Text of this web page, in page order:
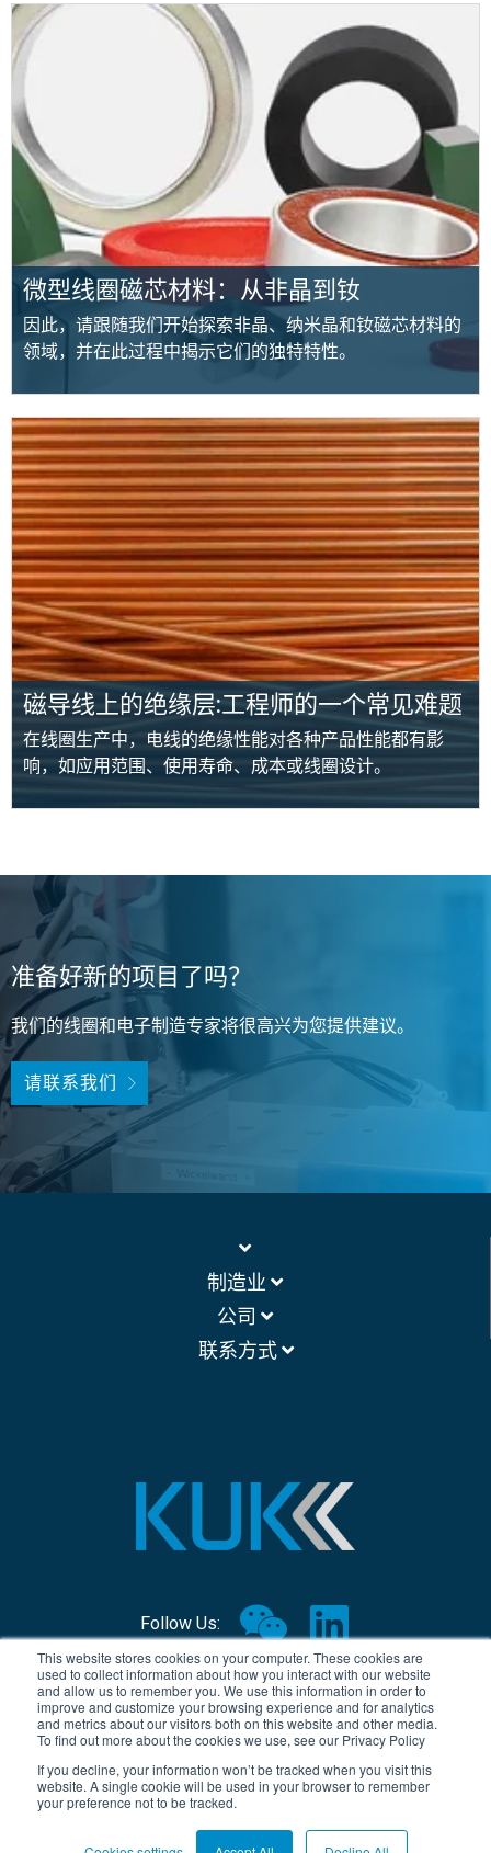
This website stores cookies on your computer. These cookies are
used to collect information about how you interact with our website
and allow us to remember you. We use this information in order to
improve and customize your browsing experience and for analytics
and metrics about our visitors both on this website and other media.
To find out more about the cookies we use, see our Privacy Policy
If you decline, your information won’t be tracked when you visit this
website. A single cookie will be used in your browser to remember
your preference not to be tracked.
微型线圈磁芯材料：从非晶到钕
因此，请跟随我们开始探索非晶、纳米晶和钕磁芯材料的
领域，并在此过程中揭示它们的独特特性。
磁导线上的绝缘层:工程师的一个常见难题
在线圈生产中，电线的绝缘性能对各种产品性能都有影
响，如应用范围、使用寿命、成本或线圈设计。
准备好新的项目了吗？
我们的线圈和电子制造专家将很高兴为您提供建议。
请联系我们
制造业
公司
联系方式
Follow Us:
© Copyright 2026, KUK Group
沪ICP备2024049809号-1
隐私政策